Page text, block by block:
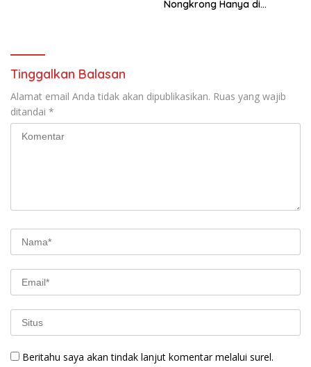
Nongkrong Hanya di
Tinggalkan Balasan
Alamat email Anda tidak akan dipublikasikan. Ruas yang wajib
ditandai *
Beritahu saya akan tindak lanjut komentar melalui surel.